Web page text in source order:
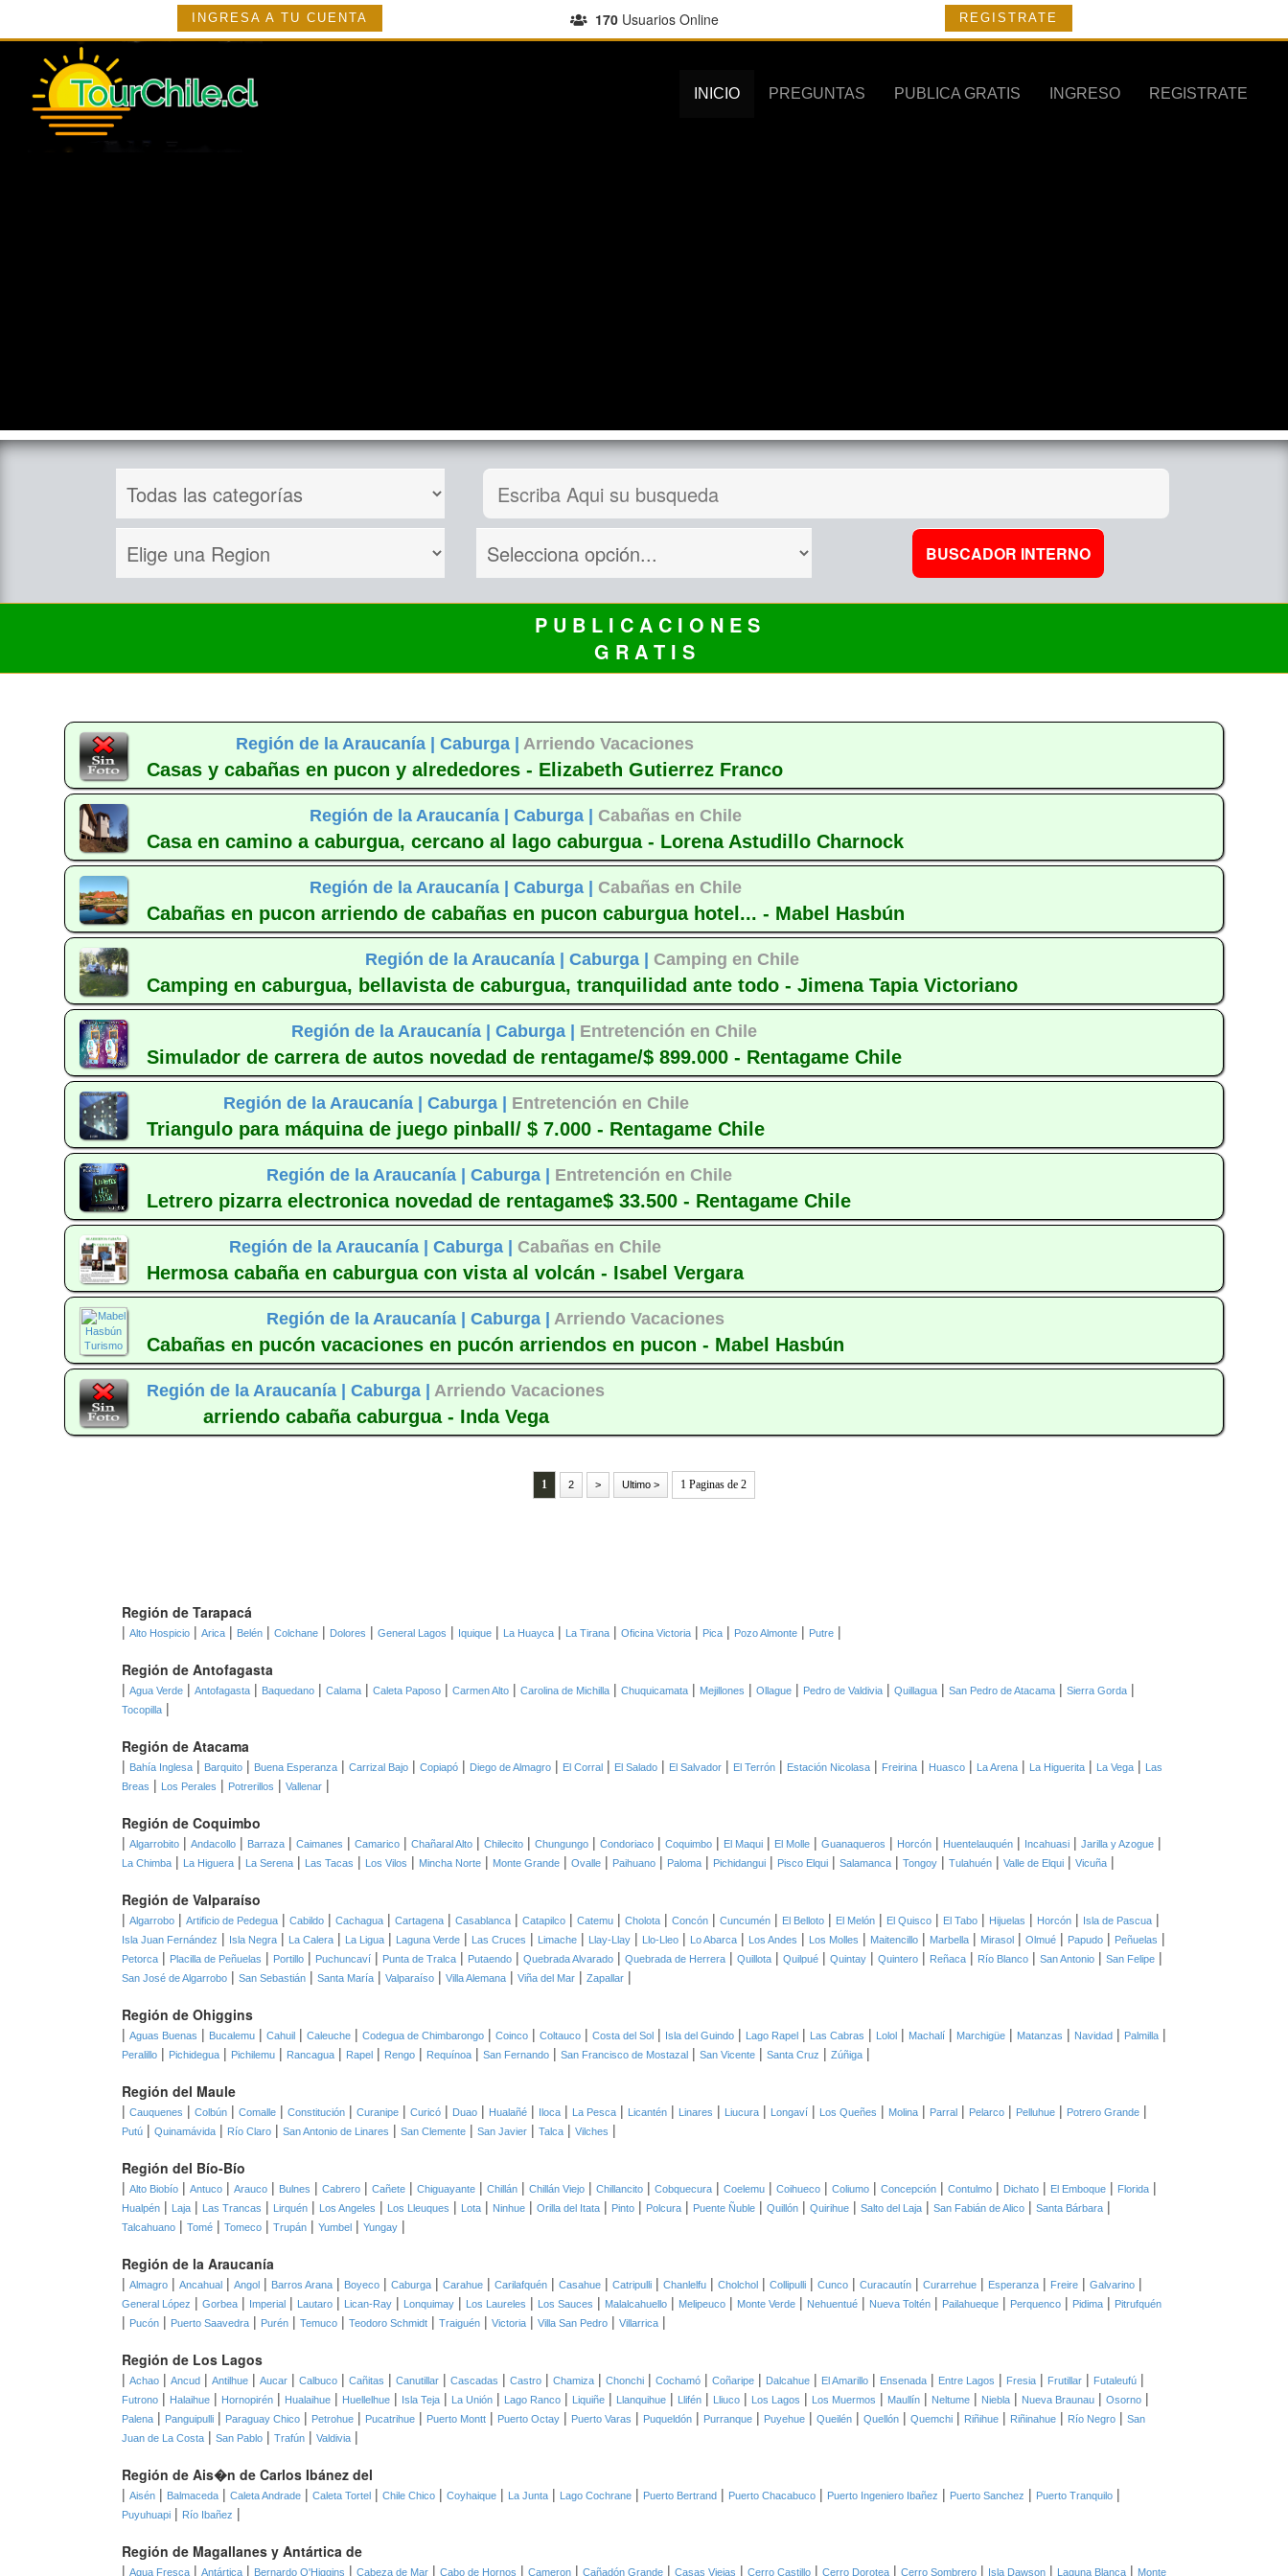
INGRESA A TU CUENTA 170Usuarios Online REGISTRATE
INICIO PREGUNTAS PUBLICA GRATIS INGRESO REGISTRATE
P U B L I C A C I O N E S
G R A T I S
Región de la Araucanía |Caburga |Arriendo Vacaciones
Casas y cabañas en pucon y alrededores - Elizabeth Gutierrez Franco
Región de la Araucanía | Caburga | Cabañas en Chile
Casa en camino a caburgua, cercano al lago caburgua - Lorena Astudillo Charnock
Región de la Araucanía |Caburga |Cabañas en Chile
Cabañas en pucon arriendo de cabañas en pucon caburgua hotel... - Mabel Hasbún
Región de la Araucanía |Caburga |Camping en Chile
Camping en caburgua, bellavista de caburgua, tranquilidad ante todo - Jimena Tapia Victoriano
Región de la Araucanía |Caburga | Entretención en Chile
Simulador de carrera de autos novedad de rentagame/$ 899.000 - Rentagame Chile
Región de la Araucanía | Caburga | Entretención en Chile
Triangulo para máquina de juego pinball/ $ 7.000 - Rentagame Chile
Región de la Araucanía | Caburga | Entretención en Chile
Letrero pizarra electronica novedad de rentagame$ 33.500 - Rentagame Chile
Región de la Araucanía |Caburga |Cabañas en Chile
Hermosa cabaña en caburgua con vista al volcán - Isabel Vergara
Región de la Araucanía |Caburga |Arriendo Vacaciones
Cabañas en pucón vacaciones en pucón arriendos en pucon - Mabel Hasbún
Región de la Araucanía |Caburga |Arriendo Vacaciones
arriendo cabaña caburgua - Inda Vega
1 2 > Ultimo > 1 Paginas de 2
Región de Tarapacá
| Alto Hospicio | Arica | Belén | Colchane | Dolores | General Lagos | Iquique | La Huayca | La Tirana | Oficina Victoria | Pica | Pozo Almonte | Putre |
Región de Antofagasta
| Agua Verde | Antofagasta | Baquedano | Calama | Caleta Paposo | Carmen Alto | Carolina de Michilla | Chuquicamata | Mejillones | Ollague | Pedro de Valdivia | Quillagua | San Pedro de Atacama | Sierra Gorda |
Tocopilla |
Región de Atacama
| Bahía Inglesa | Barquito | Buena Esperanza | Carrizal Bajo | Copiapó | Diego de Almagro | El Corral | El Salado | El Salvador | El Terrón | Estación Nicolasa | Freirina | Huasco | La Arena | La Higuerita | La Vega | Las
Breas | Los Perales | Potrerillos | Vallenar |
Región de Coquimbo
| Algarrobito | Andacollo | Barraza | Caimanes | Camarico | Chañaral Alto | Chilecito | Chungungo | Condoriaco | Coquimbo | El Maqui | El Molle | Guanaqueros | Horcón | Huentelauquén | Incahuasi | Jarilla y Azogue |
La Chimba | La Higuera | La Serena | Las Tacas | Los Vilos | Mincha Norte | Monte Grande | Ovalle | Paihuano | Paloma | Pichidangui | Pisco Elqui | Salamanca | Tongoy | Tulahuén | Valle de Elqui | Vicuña |
Región de Valparaíso
| Algarrobo | Artificio de Pedegua | Cabildo | Cachagua | Cartagena | Casablanca | Catapilco | Catemu | Cholota | Concón | Cuncumén | El Belloto | El Melón | El Quisco | El Tabo | Hijuelas | Horcón | Isla de Pascua |
Isla Juan Fernández | Isla Negra | La Calera | La Ligua | Laguna Verde | Las Cruces | Limache | Llay-Llay | Llo-Lleo | Lo Abarca | Los Andes | Los Molles | Maitencillo | Marbella | Mirasol | Olmué | Papudo | Peñuelas |
Petorca | Placilla de Peñuelas | Portillo | Puchuncaví | Punta de Tralca | Putaendo | Quebrada Alvarado | Quebrada de Herrera | Quillota | Quilpué | Quintay | Quintero | Reñaca | Río Blanco | San Antonio | San Felipe |
San José de Algarrobo | San Sebastián | Santa María | Valparaíso | Villa Alemana | Viña del Mar | Zapallar |
Región de Ohiggins
| Aguas Buenas | Bucalemu | Cahuil | Caleuche | Codegua de Chimbarongo | Coinco | Coltauco | Costa del Sol | Isla del Guindo | Lago Rapel | Las Cabras | Lolol | Machalí | Marchigüe | Matanzas | Navidad | Palmilla |
Peralillo | Pichidegua | Pichilemu | Rancagua | Rapel | Rengo | Requínoa | San Fernando | San Francisco de Mostazal | San Vicente | Santa Cruz | Zúñiga |
Región del Maule
| Cauquenes | Colbún | Comalle | Constitución | Curanipe | Curicó | Duao | Hualañé | Iloca | La Pesca | Licantén | Linares | Liucura | Longaví | Los Queñes | Molina | Parral | Pelarco | Pelluhue | Potrero Grande |
Putú | Quinamávida | Río Claro | San Antonio de Linares | San Clemente | San Javier | Talca | Vilches |
Región del Bío-Bío
| Alto Biobío | Antuco | Arauco | Bulnes | Cabrero | Cañete | Chiguayante | Chillán | Chillán Viejo | Chillancito | Cobquecura | Coelemu | Coihueco | Coliumo | Concepción | Contulmo | Dichato | El Emboque | Florida |
Hualpén | Laja | Las Trancas | Lirquén | Los Angeles | Los Lleuques | Lota | Ninhue | Orilla del Itata | Pinto | Polcura | Puente Ñuble | Quillón | Quirihue | Salto del Laja | San Fabián de Alico | Santa Bárbara |
Talcahuano | Tomé | Tomeco | Trupán | Yumbel | Yungay |
Región de la Araucanía
| Almagro | Ancahual | Angol | Barros Arana | Boyeco | Caburga | Carahue | Carilafquén | Casahue | Catripulli | Chanlelfu | Cholchol | Collipulli | Cunco | Curacautín | Curarrehue | Esperanza | Freire | Galvarino |
General López | Gorbea | Imperial | Lautaro | Lican-Ray | Lonquimay | Los Laureles | Los Sauces | Malalcahuello | Melipeuco | Monte Verde | Nehuentué | Nueva Toltén | Pailahueque | Perquenco | Pidima | Pitrufquén
| Pucón | Puerto Saavedra | Purén | Temuco | Teodoro Schmidt | Traiguén | Victoria | Villa San Pedro | Villarrica |
Región de Los Lagos
| Achao | Ancud | Antilhue | Aucar | Calbuco | Cañitas | Canutillar | Cascadas | Castro | Chamiza | Chonchi | Cochamó | Coñaripe | Dalcahue | El Amarillo | Ensenada | Entre Lagos | Fresia | Frutillar | Futaleufú |
Futrono | Halaihue | Hornopirén | Hualaihue | Huellelhue | Isla Teja | La Unión | Lago Ranco | Liquiñe | Llanquihue | Llifén | Lliuco | Los Lagos | Los Muermos | Maullín | Neltume | Niebla | Nueva Braunau | Osorno |
Palena | Panguipulli | Paraguay Chico | Petrohue | Pucatrihue | Puerto Montt | Puerto Octay | Puerto Varas | Puqueldón | Purranque | Puyehue | Queilén | Quellón | Quemchi | Riñihue | Riñinahue | Río Negro | San
Juan de La Costa | San Pablo | Trafún | Valdivia |
Región de Ais�n de Carlos Ibánez del
| Aisén | Balmaceda | Caleta Andrade | Caleta Tortel | Chile Chico | Coyhaique | La Junta | Lago Cochrane | Puerto Bertrand | Puerto Chacabuco | Puerto Ingeniero Ibañez | Puerto Sanchez | Puerto Tranquilo |
Puyuhuapi | Río Ibañez |
Región de Magallanes y Antártica de
| Agua Fresca | Antártica | Bernardo O'Higgins | Cabeza de Mar | Cabo de Hornos | Cameron | Cañadón Grande | Casas Viejas | Cerro Castillo | Cerro Dorotea | Cerro Sombrero | Isla Dawson | Laguna Blanca | Monte